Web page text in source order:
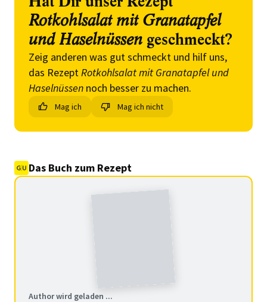
Rotkohlsalat mit Granatapfel
und Haselnüssen geschmeckt?
Zeig anderen was gut schmeckt und hilf uns,
das RezeptRotkohlsalat mit Granatapfel und
Haselnüssen noch besser zu machen.
Mag ich Mag ich nicht
Das Buch zum Rezept
Author wird geladen ...